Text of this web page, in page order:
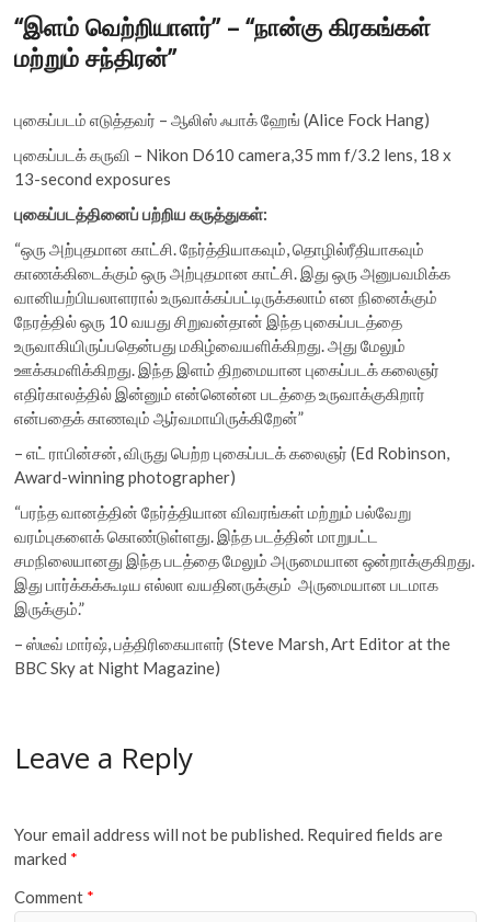
“இளம் வெற்றியாளர்” – “நான்கு கிரகங்கள்
மற்றும் சந்திரன்”
புகைப்படம் எடுத்தவர் – ஆலிஸ் ஃபாக் ஹேங் (Alice Fock Hang)
புகைப்படக் கருவி – Nikon D610 camera,35 mm f/3.2 lens, 18 x
13-second exposures
புகைப்படத்தினைப் பற்றிய கருத்துகள்:
“ஒரு அற்புதமான காட்சி. நேர்த்தியாகவும், தொழில்ரீதியாகவும்
காணக்கிடைக்கும் ஒரு அற்புதமான காட்சி. இது ஒரு அனுபவமிக்க
வானியற்பியலாளரால் உருவாக்கப்பட்டிருக்கலாம் என நினைக்கும்
நேரத்தில் ஒரு 10 வயது சிறுவன்தான் இந்த புகைப்படத்தை
உருவாகியிருப்பதென்பது மகிழ்வையளிக்கிறது. அது மேலும்
ஊக்கமளிக்கிறது. இந்த இளம் திறமையான புகைப்படக் கலைஞர்
எதிர்காலத்தில் இன்னும் என்னென்ன படத்தை உருவாக்குகிறார்
என்பதைக் காணவும் ஆர்வமாயிருக்கிறேன்”
– எட் ராபின்சன், விருது பெற்ற புகைப்படக் கலைஞர் (Ed Robinson,
Award-winning photographer)
“பரந்த வானத்தின் நேர்த்தியான விவரங்கள் மற்றும் பல்வேறு
வரம்புகளைக் கொண்டுள்ளது. இந்த படத்தின் மாறுபட்ட
சமநிலையானது இந்த படத்தை மேலும் அருமையான ஒன்றாக்குகிறது.
இது பார்க்கக்கூடிய எல்லா வயதினருக்கும் அருமையான படமாக
இருக்கும்.”
– ஸ்டீவ் மார்ஷ், பத்திரிகையாளர் (Steve Marsh, Art Editor at the
BBC Sky at Night Magazine)
Leave a Reply
Your email address will not be published. Required fields are
marked *
Comment *